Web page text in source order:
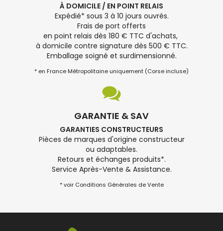
À DOMICILE / EN POINT RELAIS
Expédié* sous 3 à 10 jours ouvrés.
Frais de port offerts
en point relais dès 180 € TTC d'achats,
à domicile contre signature dès 500 € TTC.
Emballage soigné et surdimensionné.
* en France Métropolitaine uniquement (Corse incluse)
GARANTIE & SAV
GARANTIES CONSTRUCTEURS
Pièces de marques d'origine constructeur
ou adaptables.
Retours et échanges produits*.
Service Après-Vente & Assistance.
* voir Conditions Générales de Vente